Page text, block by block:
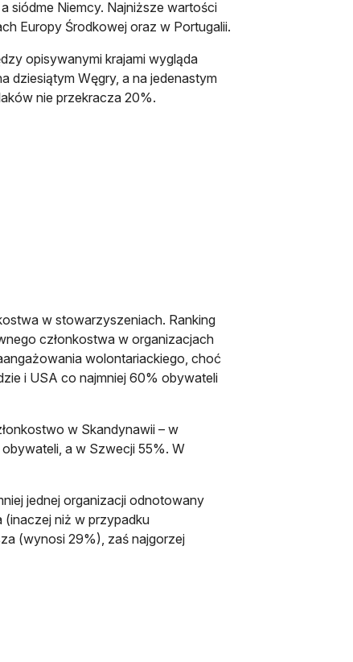
siódme Niemcy. Najniższe wartości
Europy Środkowej oraz w Portugalii.
opisywanymi krajami wygląda
dziesiątym Węgry, a na jedenastym
nie przekracza 20%.
w stowarzyszeniach. Ranking
członkostwa w organizacjach
wolontariackiego, choć
i USA co najmniej 60% obywateli
w Skandynawii – w
a w Szwecji 55%. W
jednej organizacji odnotowany
(inaczej niż w przypadku
(wynosi 29%), zaś najgorzej